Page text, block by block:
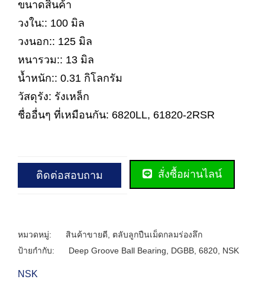
ขนาดสินค้า
วงใน:: 100 มิล
วงนอก:: 125 มิล
หนารวม:: 13 มิล
น้ำหนัก:: 0.31 กิโลกรัม
วัสดุรัง: รังเหล็ก
ชื่ออื่นๆ ที่เหมือนกัน: 6820LL, 61820-2RSR
ติดต่อสอบถาม สั่งซื้อผ่านไลน์
หมวดหมู่: สินค้าขายดี
ตลับลูกปืนเม็ดกลมร่องลึก
ป้ายกำกับ:
Deep Groove Ball Bearing DGBB 6820 NSK
NSK